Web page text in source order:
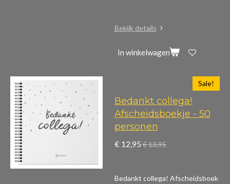
Bekijk details
In winkelwagen
Sale!
Bedankt collega!
Afscheidsboekje - 50
personen
€ 12,95 € 13,95
Bedankt collega! Afscheidsboek